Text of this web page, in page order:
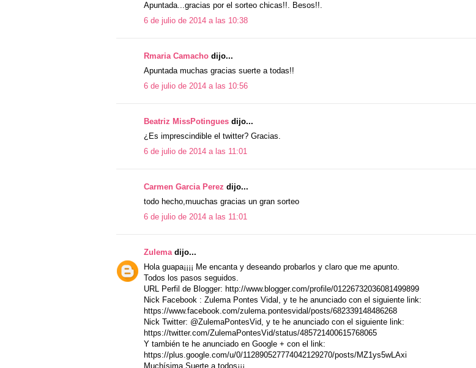
Apuntada...gracias por el sorteo chicas!!. Besos!!.
6 de julio de 2014 a las 10:38
Rmaria Camacho dijo...
Apuntada muchas gracias suerte a todas!!
6 de julio de 2014 a las 10:56
Beatriz MissPotingues dijo...
¿Es imprescindible el twitter? Gracias.
6 de julio de 2014 a las 11:01
Carmen Garcia Perez dijo...
todo hecho,muuchas gracias un gran sorteo
6 de julio de 2014 a las 11:01
Zulema dijo...
Hola guapa¡¡¡¡ Me encanta y deseando probarlos y claro que me apunto.
Todos los pasos seguidos.
URL Perfil de Blogger: http://www.blogger.com/profile/01226732036081499899
Nick Facebook : Zulema Pontes Vidal, y te he anunciado con el siguiente link:
https://www.facebook.com/zulema.pontesvidal/posts/682339148486268
Nick Twitter: @ZulemaPontesVid, y te he anunciado con el siguiente link:
https://twitter.com/ZulemaPontesVid/status/485721400615768065
Y también te he anunciado en Google + con el link:
https://plus.google.com/u/0/112890527774042129270/posts/MZ1ys5wLAxi
Muchísima Suerte a todos¡¡¡